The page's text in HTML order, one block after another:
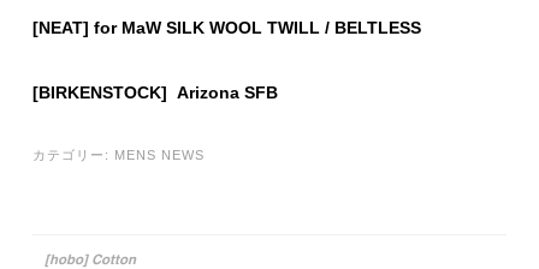
[NEAT] for MaW SILK WOOL TWILL / BELTLESS
[BIRKENSTOCK] Arizona SFB
カテゴリー: MENS NEWS
[hobo] Cotton